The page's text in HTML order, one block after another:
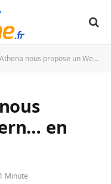
nous propose un Western… en slip !
en
1 Minute